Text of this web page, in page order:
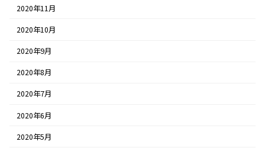
2020年11月
2020年10月
2020年9月
2020年8月
2020年7月
2020年6月
2020年5月